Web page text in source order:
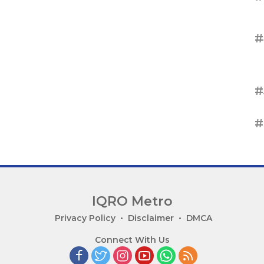
IQRO Metro
Privacy Policy Disclaimer DMCA
Connect With Us